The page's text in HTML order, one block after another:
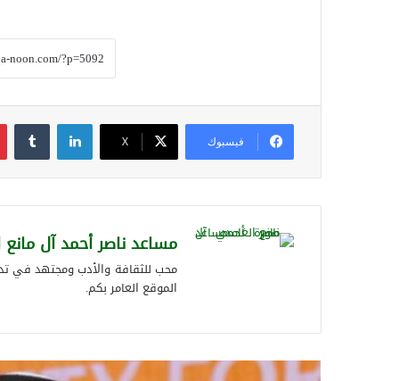
فيسبوك ‫X
لينكدإن
مساعد ناصر أحمد آل
محب للثقافة والأدب ومجتهد في
الموقع العامر بكم.